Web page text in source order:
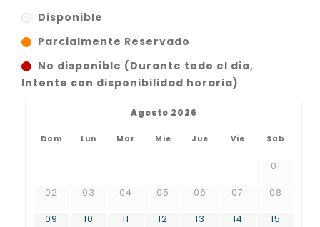
Disponible
Parcialmente Reservado
No disponible (Durante todo el dia,
Intente con disponibilidad horaria)
Agosto 2026
Dom Lun Mar Mie Jue Vie Sab
01
02 03 04 05 06 07 08
09 10 11 12 13 14 15